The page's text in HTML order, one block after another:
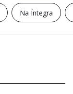
Na Íntegra